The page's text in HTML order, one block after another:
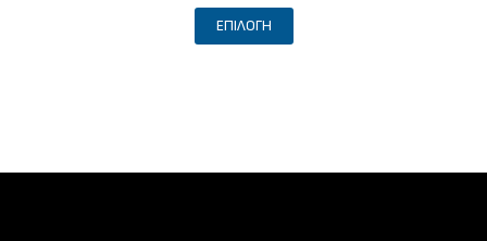
ΕΠΙΛΟΓΉ
Αυτό
το